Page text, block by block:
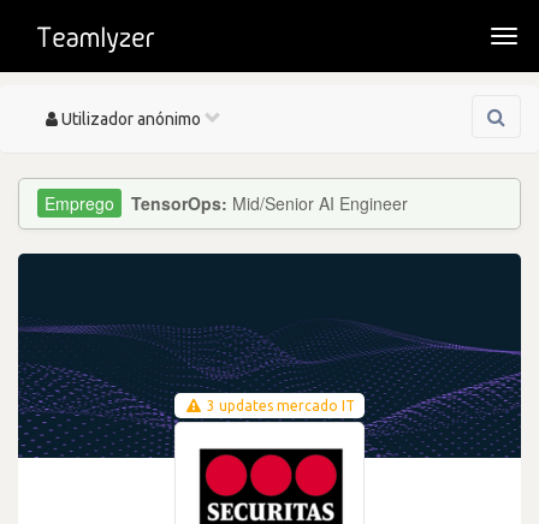
Toggle
Utilizador anónimo
TensorOps: Mid/Senior AI Engineer
3 updates mercado IT